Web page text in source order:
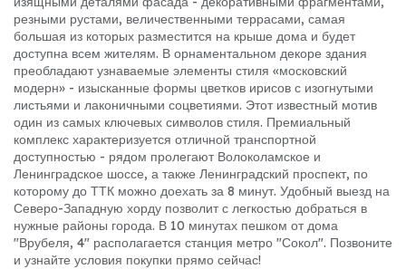
резными рустами, величественными террасами, самая
большая из которых разместится на крыше дома и будет
доступна всем жителям. В орнаментальном декоре здания
преобладают узнаваемые элементы стиля «московский
модерн» - изысканные формы цветков ирисов с изогнутыми
листьями и лаконичными соцветиями. Этот известный мотив
один из самых ключевых символов стиля. Премиальный
комплекс характеризуется отличной транспортной
доступностью - рядом пролегают Волоколамское и
Ленинградское шоссе, а также Ленинградский проспект, по
которому до ТТК можно доехать за 8 минут. Удобный выезд на
Северо-Западную хорду позволит с легкостью добраться в
нужные районы города. В 10 минутах пешком от дома
"Врубеля, 4" располагается станция метро "Сокол". Позвоните
и узнайте условия покупки прямо сейчас!